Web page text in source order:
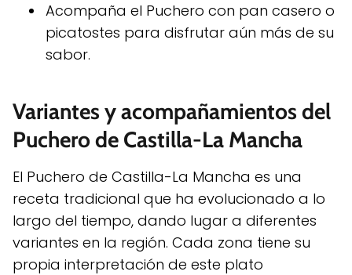
Acompaña el Puchero con pan casero o
picatostes para disfrutar aún más de su
sabor.
Variantes y acompañamientos del
Puchero de Castilla-La Mancha
El Puchero de Castilla-La Mancha es una
receta tradicional que ha evolucionado a lo
largo del tiempo, dando lugar a diferentes
variantes en la región. Cada zona tiene su
propia interpretación de este plato